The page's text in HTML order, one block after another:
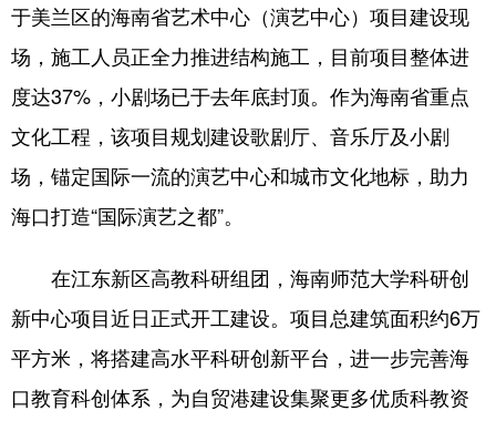
于美兰区的海南省艺术中心（演艺中心）项目建设现
场，施工人员正全力推进结构施工，目前项目整体进
度达37%，小剧场已于去年底封顶。作为海南省重点
文化工程，该项目规划建设歌剧厅、音乐厅及小剧
场，锚定国际一流的演艺中心和城市文化地标，助力
海口打造“国际演艺之都”。
在江东新区高教科研组团，海南师范大学科研创
新中心项目近日正式开工建设。项目总建筑面积约6万
平方米，将搭建高水平科研创新平台，进一步完善海
口教育科创体系，为自贸港建设集聚更多优质科教资